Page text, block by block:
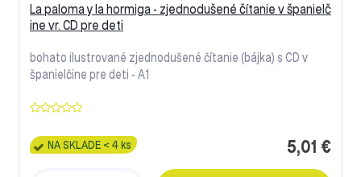
La paloma y la hormiga - zjednodušené čítanie v španielč
ine vr. CD pre deti
bohato ilustrované zjednodušené čítanie (bájka) s CD v
španielčine pre deti - A1
5,01 €
NA SKLADE < 4 ks